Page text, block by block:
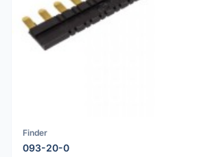
Finder
093-20-0